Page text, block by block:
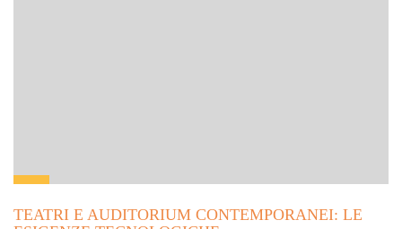
TEATRI E AUDITORIUM CONTEMPORANEI: LE